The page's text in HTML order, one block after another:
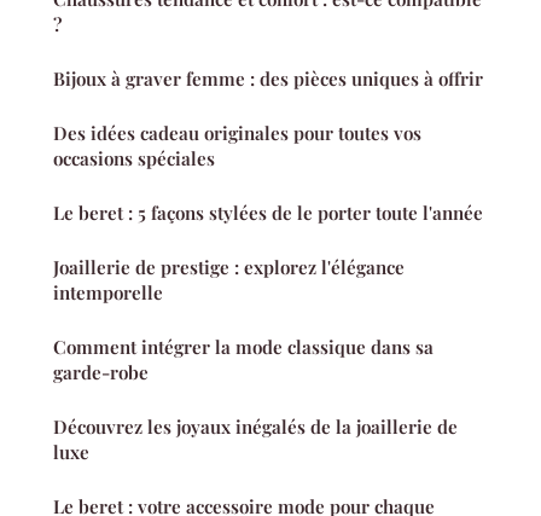
?
Bijoux à graver femme : des pièces uniques à offrir
Des idées cadeau originales pour toutes vos
occasions spéciales
Le beret : 5 façons stylées de le porter toute l'année
Joaillerie de prestige : explorez l'élégance
intemporelle
Comment intégrer la mode classique dans sa
garde-robe
Découvrez les joyaux inégalés de la joaillerie de
luxe
Le beret : votre accessoire mode pour chaque